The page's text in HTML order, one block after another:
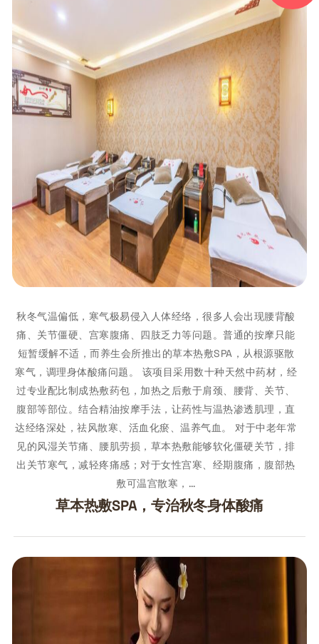
秋冬气温偏低，寒气极易侵入人体经络，很多人会出现腰背酸
痛、关节僵硬、宫寒腹痛、四肢乏力等问题。普通的按摩只能
短暂缓解不适，而养生会所推出的草本热敷SPA，从根源驱散
寒气，调理身体酸痛问题。 该项目采用数十种天然中药材，经
过专业配比制成热敷药包，加热之后敷于肩颈、腰背、关节、
腹部等部位。结合精油按摩手法，让药性与温热渗透肌理，直
达经络深处，祛风散寒、活血化瘀、温养气血。 对于中老年常
见的风湿关节痛、腰肌劳损，草本热敷能够软化僵硬关节，排
出关节寒气，减轻疼痛感；对于女性宫寒、经期腹痛，腹部热
敷可温宫散寒，…
草本热敷SPA，专治秋冬身体酸痛